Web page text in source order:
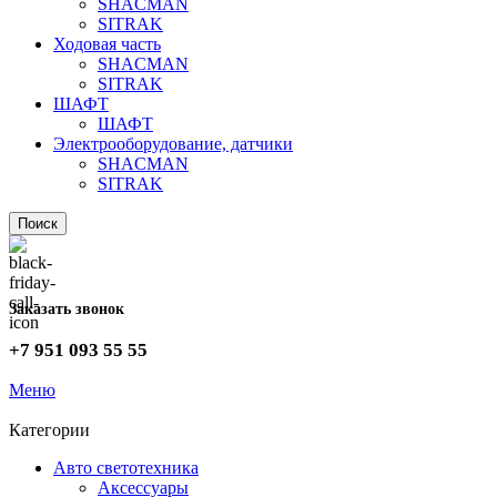
SHACMAN
SITRAK
Ходовая часть
SHACMAN
SITRAK
ШАФТ
ШАФТ
Электрооборудование, датчики
SHACMAN
SITRAK
Поиск
Заказать звонок
+7 951 093 55 55
Меню
Категории
Авто светотехника
Аксессуары